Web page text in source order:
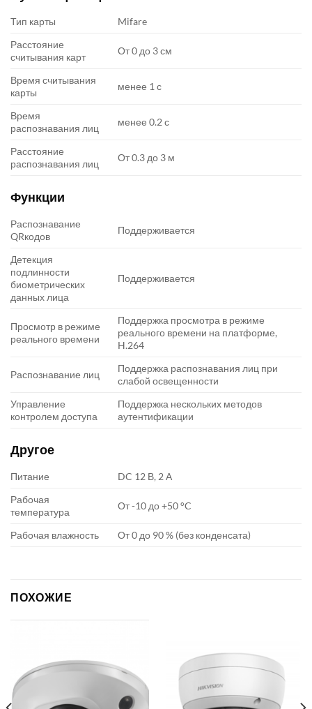
Тип карты
Mifare
Расстояние
считывания карт
От 0 до 3 см
Время считывания
карты
менее 1 с
Время
распознавания лиц
менее 0.2 с
Расстояние
распознавания лиц
От 0.3 до 3 м
Функции
Распознавание
QRкодов
Поддерживается
Детекция
подлинности
биометрических
данных лица
Поддерживается
Просмотр в режиме
реального времени
Поддержка просмотра в режиме
реального времени на платформе,
H.264
Распознавание лиц
Поддержка распознавания лиц при
слабой освещенности
Управление
контролем доступа
Поддержка нескольких методов
аутентификации
Другое
Питание
DC 12 В, 2 А
Рабочая
температура
От -10 до +50 °C
Рабочая влажность От 0 до 90 % (без конденсата)
ПОХОЖИЕ